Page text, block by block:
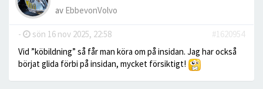
av EbbevonVolvo
- sön 16 nov 2025, 22:58
#1620954
Vid ”köbildning” så får man köra om på insidan. Jag har också
börjat glida förbi på insidan, mycket försiktigt!